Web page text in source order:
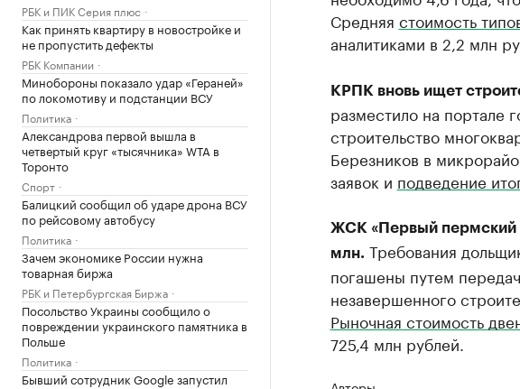
РБК и ПИК Серия плюс
Как принять квартиру в новостройке и
не пропустить дефекты
РБК Компании
Минобороны показало удар «Гераней»
по локомотиву и подстанции ВСУ
Политика
Александрова первой вышла в
четвертый круг «тысячника» WTA в
Торонто
Спорт
Балицкий сообщил об ударе дрона ВСУ
по рейсовому автобусу
Политика
Зачем экономике России нужна
товарная биржа
РБК и Петербургская Биржа
Посольство Украины сообщило о
повреждении украинского памятника в
Польше
Политика
Бывший сотрудник Google запустил
Средняя стоимость
аналитиками в 2,2 млн
КРПК вновь ищет
разместило на портале
строительство
Березников в
заявок и подведение
ЖСК «Первый пермский
млн. Требования
погашены путем
незавершенного
Рыночная стоимость
725,4 млн рублей.